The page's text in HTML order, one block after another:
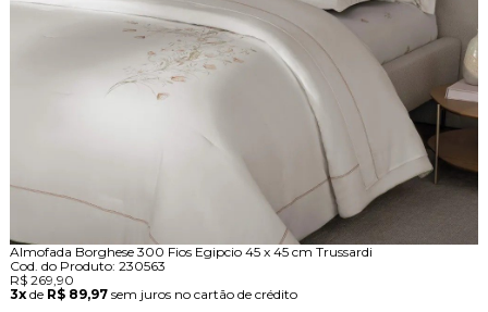
Almofada Borghese 300 Fios Egipcio 45 x 45 cm Trussardi
Cod. do Produto: 230563
R$ 269,90
3xde R$ 89,97 sem juros no cartão de crédito